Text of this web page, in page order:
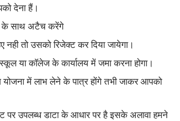
देना हैं।
के साथ अटैच करेंगे
नही तो उसको रिजेक्ट कर दिया जायेगा।
या कॉलेज के कार्यालय में जमा करना होगा।
में लाभ लेने के पात्र होंगे तभी जाकर आपको
पर उपलब्ध डाटा के आधार पर है इसके अलावा हमने